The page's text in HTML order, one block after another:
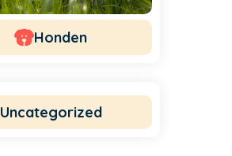
Honden
Uncategorized